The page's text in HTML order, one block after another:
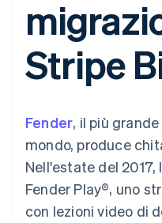
flessibile
Metodi di
pagamento
Accesso a
oltre 125
Terminal
Pagamenti di
Authorization
Accettazione
ottimizzata
Pagamento
accelerato
SaaS
Aziende
Creator
Gaming
tempo
Gestire gli
Offrire
Emettere
gestisci
agenti
Risorse
Lavora
Sala
Recapiti
Stripe
Fender, il più
mondo, produce
Nell'estate del
Fender Play®, uno
con lezioni video di